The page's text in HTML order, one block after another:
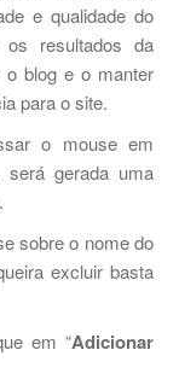
e qualidade do
resultados da
blog e o manter
para o site.
o mouse em
será gerada uma
sobre o nome do
excluir basta
em “Adicionar